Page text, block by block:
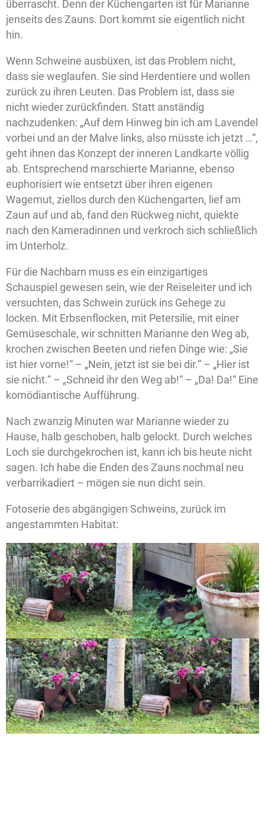
überrascht. Denn der Küchengarten ist für Marianne
jenseits des Zauns. Dort kommt sie eigentlich nicht
hin.
Wenn Schweine ausbüxen, ist das Problem nicht,
dass sie weglaufen. Sie sind Herdentiere und wollen
zurück zu ihren Leuten. Das Problem ist, dass sie
nicht wieder zurückfinden. Statt anständig
nachzudenken: „Auf dem Hinweg bin ich am Lavendel
vorbei und an der Malve links, also müsste ich jetzt …“,
geht ihnen das Konzept der inneren Landkarte völlig
ab. Entsprechend marschierte Marianne, ebenso
euphorisiert wie entsetzt über ihren eigenen
Wagemut, ziellos durch den Küchengarten, lief am
Zaun auf und ab, fand den Rückweg nicht, quiekte
nach den Kameradinnen und verkroch sich schließlich
im Unterholz.
Für die Nachbarn muss es ein einzigartiges
Schauspiel gewesen sein, wie der Reiseleiter und ich
versuchten, das Schwein zurück ins Gehege zu
locken. Mit Erbsenflocken, mit Petersilie, mit einer
Gemüseschale, wir schnitten Marianne den Weg ab,
krochen zwischen Beeten und riefen Dinge wie: „Sie
ist hier vorne!“ – „Nein, jetzt ist sie bei dir.“ – „Hier ist
sie nicht.“ – „Schneid ihr den Weg ab!“ – „Da! Da!“ Eine
komödiantische Aufführung.
Nach zwanzig Minuten war Marianne wieder zu
Hause, halb geschoben, halb gelockt. Durch welches
Loch sie durchgekrochen ist, kann ich bis heute nicht
sagen. Ich habe die Enden des Zauns nochmal neu
verbarrikadiert – mögen sie nun dicht sein.
Fotoserie des abgängigen Schweins, zurück im
angestammten Habitat: